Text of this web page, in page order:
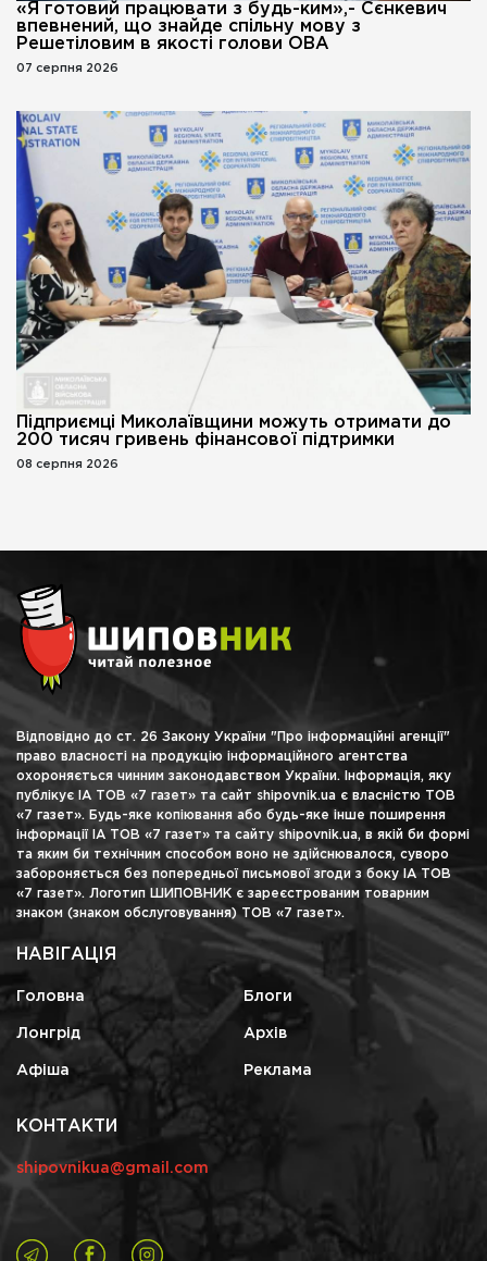
«Я готовий працювати з будь-ким»,- Сєнкевич
впевнений, що знайде спільну мову з
Решетіловим в якості голови ОВА
07 серпня 2026
Підприємці Миколаївщини можуть отримати до
200 тисяч гривень фінансової підтримки
08 серпня 2026
Відповідно до ст. 26 Закону України "Про інформаційні агенції"
право власності на продукцію інформаційного агентства
охороняється чинним законодавством України. Інформація, яку
публікує ІА ТОВ «7 газет» та сайт shipovnik.ua є власністю ТОВ
«7 газет». Будь-яке копіювання або будь-яке інше поширення
інформації ІА ТОВ «7 газет» та сайту shipovnik.ua, в якій би формі
та яким би технічним способом воно не здійснювалося, суворо
забороняється без попередньої письмової згоди з боку ІА ТОВ
«7 газет». Логотип ШИПОВНИК є зареєстрованим товарним
знаком (знаком обслуговування) ТОВ «7 газет».
НАВІГАЦІЯ
Головна Блоги
Лонгрід Архів
Афіша Реклама
КОНТАКТИ
shipovnikua@gmail.com